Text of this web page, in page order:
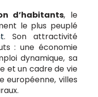
d’habitants, le
le plus peuplé
. Son attractivité
: une économie
dynamique, sa
et un cadre de vie
européenne, villes